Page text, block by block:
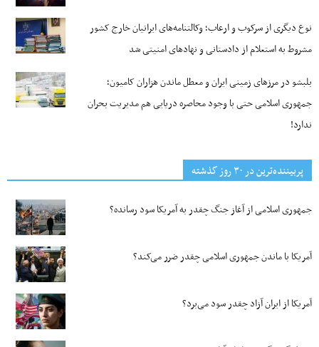
نوع دیگری از سرکوب و ارعاب؛ وکالتنامه‌های ایرانیان خارج کشور
مشروط به استعلام از دادستانی و نهادهای امنیتی شد
بلبشو در مرزهای زمینی ایران و معطل ماندن هزاران کامیون؛
جمهوری اسلامی حتی با وجود محاصره دریایی هم مدیریت بحران
ندارد!
پربیننده‌ترین‌ در ۳۰ روز گذشته
جمهوری اسلامی از آغاز جنگ چقدر به آمریکا سود رسانده؟
آمریکا با ماندن جمهوری اسلامی چقدر ضرر می‌کند؟
آمریکا از ایران آزاد چقدر سود می‌برد؟